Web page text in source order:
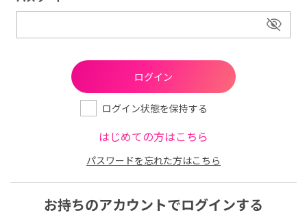
ログイン状態を保持する
はじめての方はこちら
パスワードを忘れた方はこちら
お持ちのアカウントでログインする